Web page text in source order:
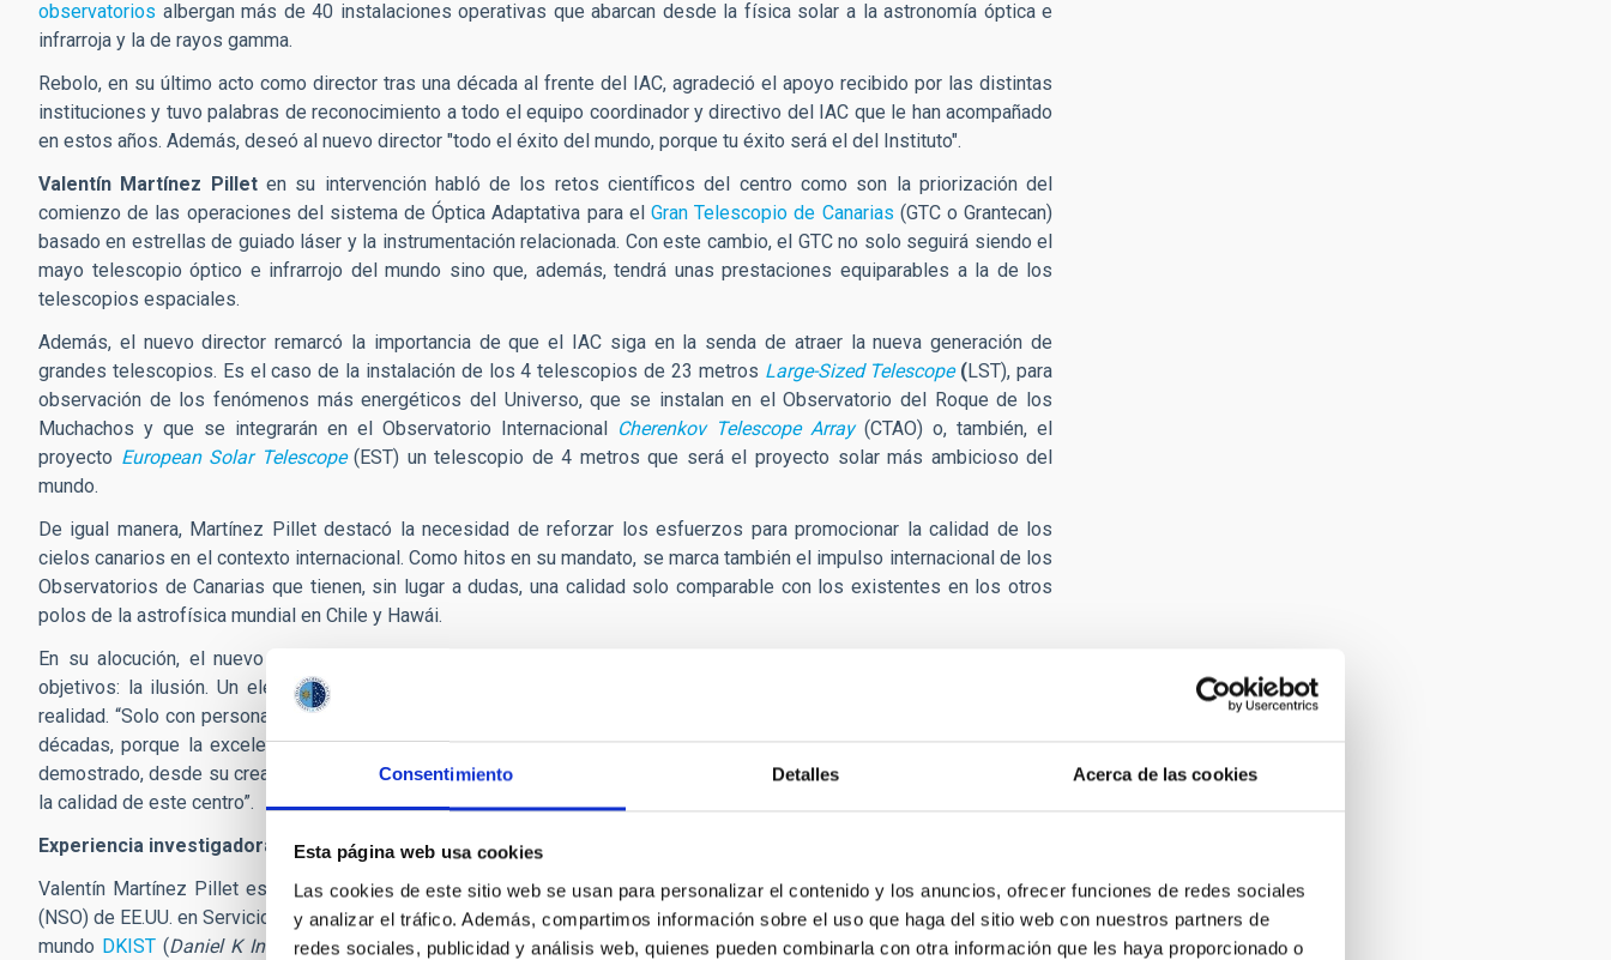
Consentimiento Detalles Acerca de las cookies
Esta página web usa cookies
Las cookies de este sitio web se usan para personalizar el contenido y los anuncios, ofrecer funciones de redes sociales
y analizar el tráfico. Además, compartimos información sobre el uso que haga del sitio web con nuestros partners de
redes sociales, publicidad y análisis web, quienes pueden combinarla con otra información que les haya proporcionado o
observatorios albergan más de 40 instalaciones operativas que abarcan desde la física solar a la astronomía óptica e
infrarroja y la de rayos gamma.
Rebolo, en su último acto como director tras una década al frente del IAC, agradeció el apoyo recibido por las distintas
instituciones y tuvo palabras de reconocimiento a todo el equipo coordinador y directivo del IAC que le han acompañado
en estos años. Además, deseó al nuevo director "todo el éxito del mundo, porque tu éxito será el del Instituto".
Valentín Martínez Pillet en su intervención habló de los retos científicos del centro como son la priorización del
comienzo de las operaciones del sistema de Óptica Adaptativa para elGran Telescopio de Canarias (GTC o Grantecan)
basado en estrellas de guiado láser y la instrumentación relacionada. Con este cambio, el GTC no solo seguirá siendo el
mayo telescopio óptico e infrarrojo del mundo sino que, además, tendrá unas prestaciones equiparables a la de los
telescopios espaciales.
Además, el nuevo director remarcó la importancia de que el IAC siga en la senda de atraer la nueva generación de
grandes telescopios. Es el caso de la instalación de los 4 telescopios de 23 metros Large-Sized Telescope(LST), para
observación de los fenómenos más energéticos del Universo, que se instalan en el Observatorio del Roque de los
Muchachos y que se integrarán en el Observatorio Internacional Cherenkov Telescope Array(CTAO) o, también, el
proyecto European Solar Telescope(EST) un telescopio de 4 metros que será el proyecto solar más ambicioso del
mundo.
De igual manera, Martínez Pillet destacó la necesidad de reforzar los esfuerzos para promocionar la calidad de los
cielos canarios en el contexto internacional. Como hitos en su mandato, se marca también el impulso internacional de los
Observatorios de Canarias que tienen, sin lugar a dudas, una calidad solo comparable con los existentes en los otros
polos de la astrofísica mundial en Chile y Hawái.
En su alocución, el nuevo director introdujo un concepto no tan astrofísico, pero esencial a la hora de marcar sus
objetivos: la ilusión. Un elemento imprescindible y motor que convierte todos esos retos para la Humanidad en una
realidad. “Solo con personas felices e ilusionadas seremos capaces de desentrañar los grandes retos de las próximas
décadas, porque la excelencia investigadora y tecnológica se sustenta en la excelencia del personal del IAC que ha
demostrado, desde su creación, su compromiso y que, me consta, en estos años ha puesto lo mejor de sí para mantener
la calidad de este centro”.
Experiencia investigadora y de gestión
Valentín Martínez Pillet es profesor de investigación del IAC y, desde 2013, director delObservatorio Solar Nacional
(NSO) de EE.UU. en Servicios Especiales. Bajo su mandato, este observatorio ha construido el mayor telescopio solar del
mundo DKIST(Daniel K Inouye Solar Telescope), instalado en Maui (Hawái). Además, fue el artífice del traslado de la